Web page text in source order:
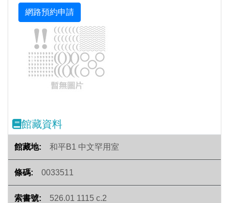
Previous
館藏資料
和平B1 中文罕用室
0033511
526.01 1115 c.2